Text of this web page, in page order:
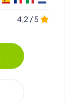
4,2 / 5